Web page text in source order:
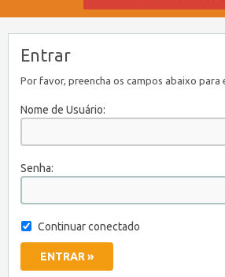
Entrar
Por favor, preencha os campos abaixo para
Nome de Usuário:
Senha:
Continuar conectado